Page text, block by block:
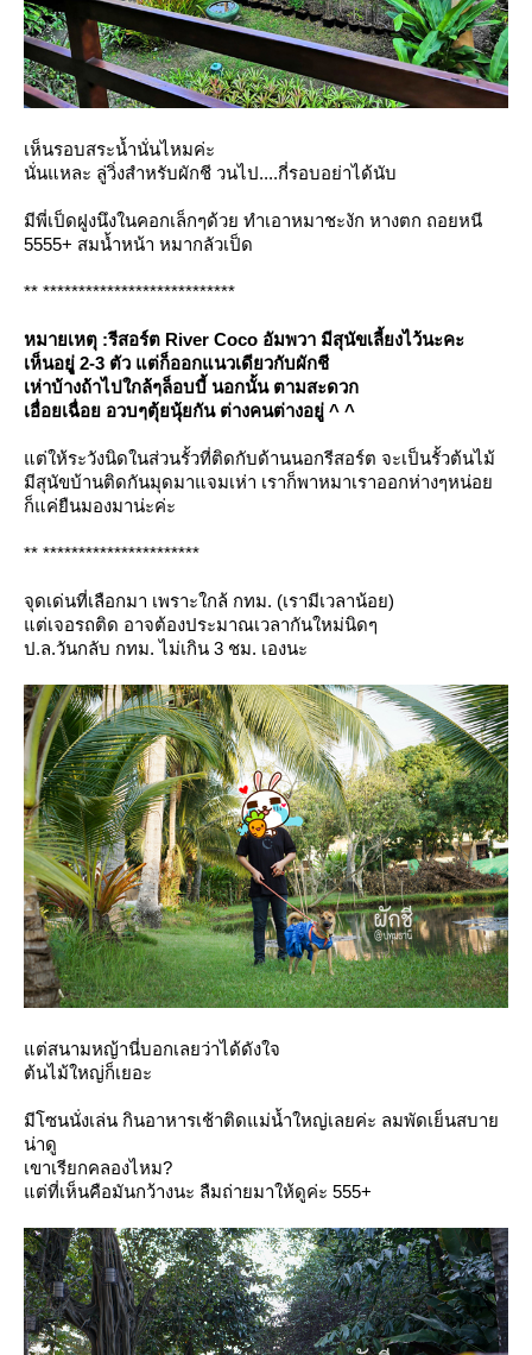
เห็นรอบสระน้ำนั่นไหมค่ะ
นั่นแหละ ลู่วิ่งสำหรับผักชี วนไป....กี่รอบอย่าได้นับ
มีพี่เป็ดฝูงนึงในคอกเล็กๆด้วย ทำเอาหมาชะงัก หางตก ถอยหนี
5555+ สมน้ำหน้า หมากลัวเป็ด
** ***************************
หมายเหตุ :รีสอร์ต River Coco อัมพวา มีสุนัขเลี้ยงไว้นะคะ
เห็นอยุู่ 2-3 ตัว แต่ก็ออกแนวเดียวกับผักชี
เห่าบ้างถ้าไปใกล้ๆล็อบบี้ นอกนั้น ตามสะดวก
เอื่อยเฉื่อย อวบๆตุ้ยนุ้ยกัน ต่างคนต่างอยู่ ^ ^
ต่ให้ระวังนิดในส่วนรั้วที่ติดกับด้านนอกรีสอร์ต จะเป็นรั้วต้นไม้
มีสุนัขบ้านติดกันมุดมาแจมเห่า เราก็พาหมาเราออกห่างๆหน่อ
ก็แค่ยืนมองมาน่ะค่ะ
** **********************
จุดเด่นที่เลือกมา เพราะใกล้ กทม. (เรามีเวลาน้อย)
ต่เจอรถติด อาจต้องประมาณเวลากันใหม่นิดๆ
ป.ล.วันกลับ กทม. ไม่เกิน 3 ชม. เองนะ
ต่สนามหญ้านี่บอกเลยว่าได้ดังใจ
ต้นไม้ใหญ่ก็เยอะ
มีโซนนั่งเล่น กินอาหารเช้าติดแม่น้ำใหญ่เลยค่ะ ลมพัดเย็นสบา
น่าดู
เขาเรียกคลองไหม?
ต่ที่เห็นคือมันกว้างนะ ลืมถ่ายมาให้ดูค่ะ 555+